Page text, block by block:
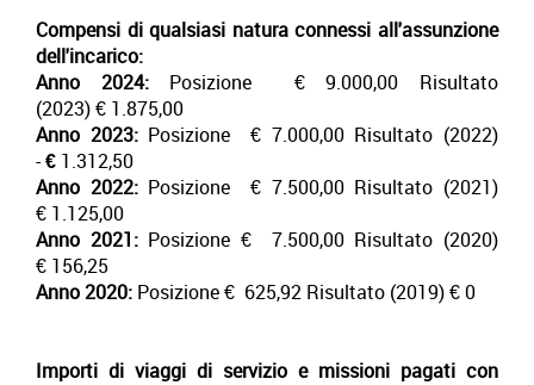
Compensi di qualsiasi natura connessi all'assunzione
dell'incarico:
Anno 2024: Posizione € 9.000,00 Risultato
(2023) € 1.875,00
Anno 2023: Posizione € 7.000,00 Risultato (2022)
-€ 1.312,50
Anno 2022: Posizione € 7.500,00 Risultato (2021)
€ 1.125,00
Anno 2021: Posizione € 7.500,00 Risultato (2020)
€ 156,25
Anno 2020: Posizione € 625,92 Risultato (2019) € 0
Importi di viaggi di servizio e missioni pagati con